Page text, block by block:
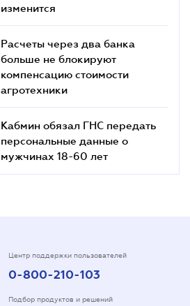
изменится
Расчеты через два банка
больше не блокируют
компенсацию стоимости
агротехники
Кабмин обязал ГНС передать
персональные данные о
мужчинах 18-60 лет
Центр поддержки пользователей
0-800-210-103
Подбор продуктов и решений